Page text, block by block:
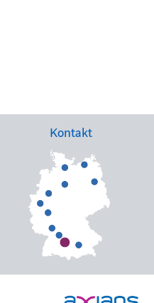
Kontakt